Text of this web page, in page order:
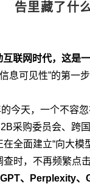
告里藏了什
联网时代，这是
息可见性”的第一
今天，一个不容
采购委员会、跨
全面建立“向大模
时，不再频繁点
、Perplexity、